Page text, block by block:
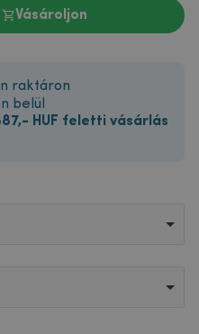
Vásároljon
raktáron
belül
887,- HUF feletti vásárlás